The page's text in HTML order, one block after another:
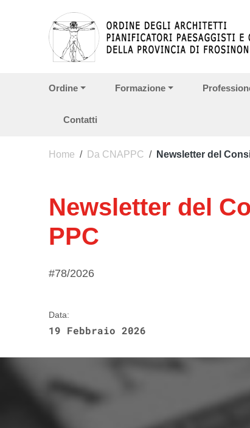
Vai al menu di navigazione
Vai al footer
Ordine Formazione
Contatti
Home / Da CNAPPC / Newsletter del
Newsletter del
PPC
#78/2026
Data:
19 Febbraio 2026